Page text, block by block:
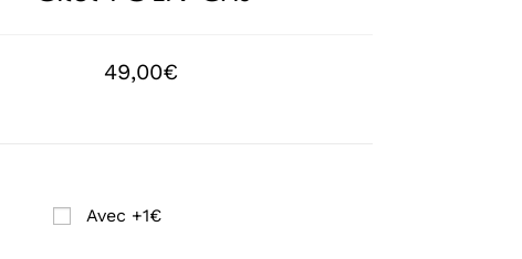
49,00€
Avec +1€